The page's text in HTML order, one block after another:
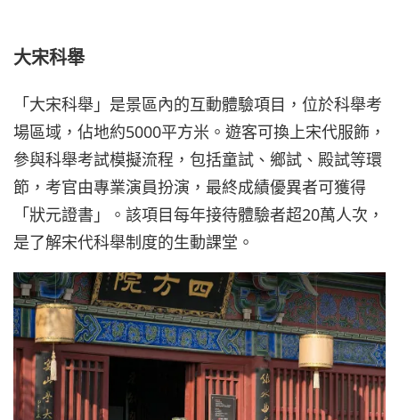
大宋科舉
「大宋科舉」是景區內的互動體驗項目，位於科舉考
場區域，佔地約5000平方米。遊客可換上宋代服飾，
參與科舉考試模擬流程，包括童試、鄉試、殿試等環
節，考官由專業演員扮演，最終成績優異者可獲得
「狀元證書」。該項目每年接待體驗者超20萬人次，
是了解宋代科舉制度的生動課堂。